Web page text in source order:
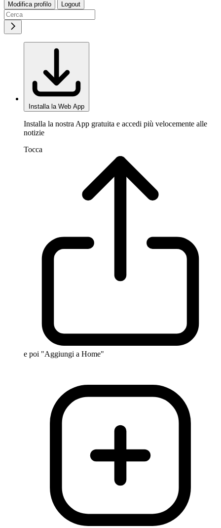
Modifica profilo Logout
Installa la Web App
Installa la nostra App gratuita e accedi più velocemente alle
notizie
Tocca
e poi "Aggiungi a Home"